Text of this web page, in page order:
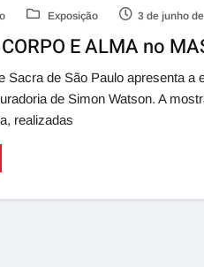
Exposição 3 de junho
E ALMA no
Sacra de São Paulo apresenta a
de Simon Watson. A
realizadas